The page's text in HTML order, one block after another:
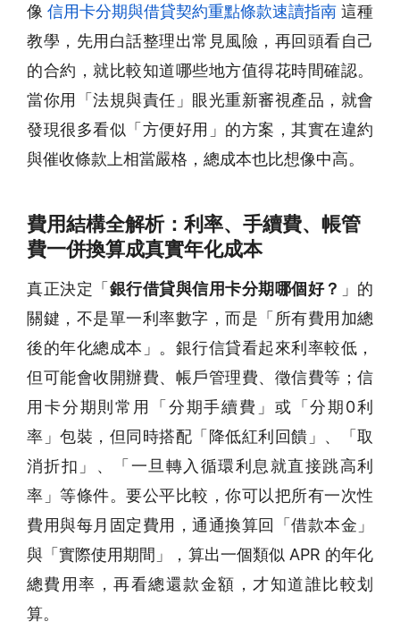
像 信用卡分期與借貸契約重點條款速讀指南 這種
教學，先用白話整理出常見風險，再回頭看自己
的合約，就比較知道哪些地方值得花時間確認。
當你用「法規與責任」眼光重新審視產品，就會
發現很多看似「方便好用」的方案，其實在違約
與催收條款上相當嚴格，總成本也比想像中高。
費用結構全解析：利率、手續費、帳管
費一併換算成真實年化成本
真正決定「 銀行借貸與信用卡分期哪個好？ 」的
關鍵，不是單一利率數字，而是「所有費用加總
後的年化總成本」。銀行信貸看起來利率較低，
但可能會收開辦費、帳戶管理費、徵信費等；信
用卡分期則常用「分期手續費」或「分期0利
率」包裝，但同時搭配「降低紅利回饋」、「取
消折扣」、「一旦轉入循環利息就直接跳高利
率」等條件。要公平比較，你可以把所有一次性
費用與每月固定費用，通通換算回「借款本金」
與「實際使用期間」，算出一個類似 APR 的年化
總費用率，再看總還款金額，才知道誰比較划
算。